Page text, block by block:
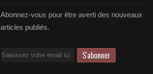
Abonnez-vous pour être averti des nouveaux
articles publiés.
Email